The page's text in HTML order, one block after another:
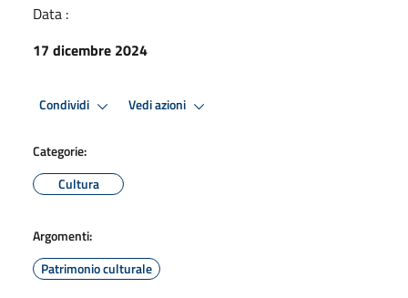
Data :
17 dicembre 2024
Condividi Vedi azioni
Categorie:
Cultura
Argomenti:
Patrimonio culturale